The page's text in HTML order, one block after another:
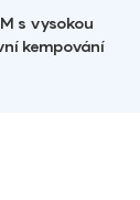
s vysokou
kempování